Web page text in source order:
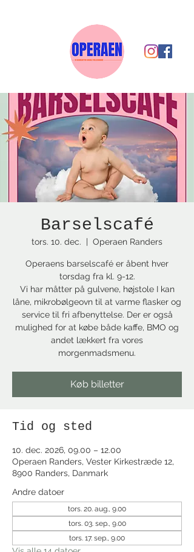
Barselscafé
tors. 10. dec.
  |
Operaen Randers
Operaens barselscafé er åbent hver
torsdag fra kl. 9-12.
Vi har måtter på gulvene, højstole I kan
låne, mikrobølgeovn til at varme flasker og
service til fri afbenyttelse. Der er også
mulighed for at købe både kaffe, BMO og
andet lækkert fra vores
morgenmadsmenu.
Køb billetter
Tid og sted
10. dec. 2026, 09.00 – 12.00
Operaen Randers, Vester Kirkestræde 12,
8900 Randers, Danmark
Andre datoer
tors. 20. aug., 9.00
tors. 03. sep., 9.00
tors. 17. sep., 9.00